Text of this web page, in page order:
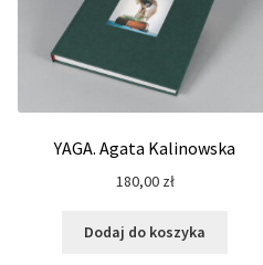
YAGA. Agata Kalinowska
180,00 zł
Dodaj do koszyka